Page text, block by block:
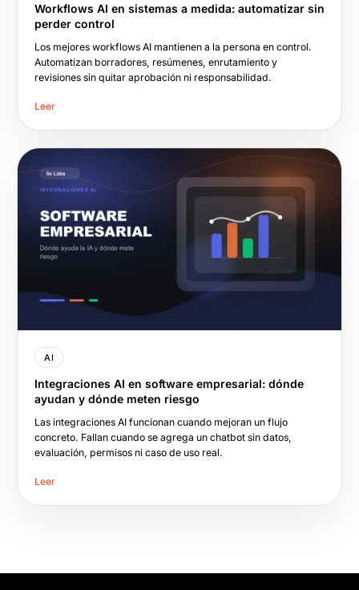
Workflows AI en sistemas a medida: automatizar sin
perder control
Los mejores workflows AI mantienen a la persona en control.
Automatizan borradores, resúmenes, enrutamiento y
revisiones sin quitar aprobación ni responsabilidad.
Leer
AI
Integraciones AI en software empresarial: dónde
ayudan y dónde meten riesgo
Las integraciones AI funcionan cuando mejoran un flujo
concreto. Fallan cuando se agrega un chatbot sin datos,
evaluación, permisos ni caso de uso real.
Leer